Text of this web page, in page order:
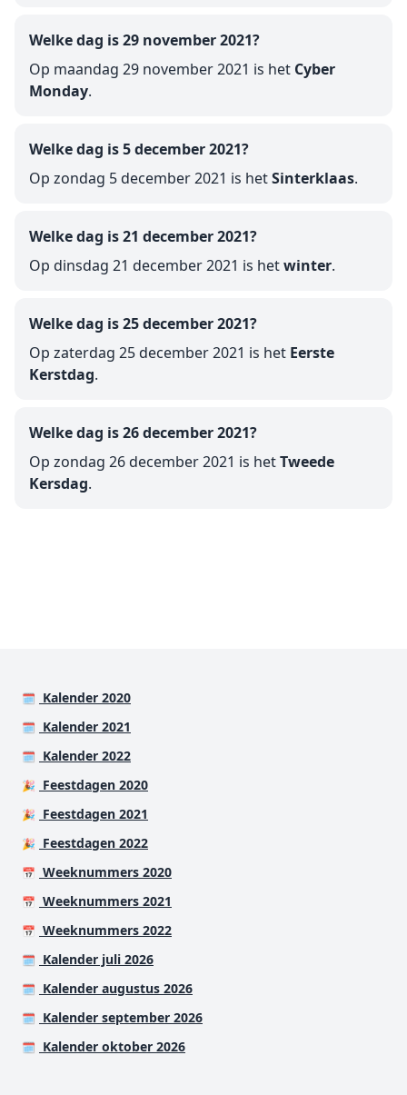
Welke dag is 29 november 2021?
Op maandag 29 november 2021 is het Cyber
Monday.
Welke dag is 5 december 2021?
Op zondag 5 december 2021 is hetSinterklaas.
Welke dag is 21 december 2021?
Op dinsdag 21 december 2021 is hetwinter.
Welke dag is 25 december 2021?
Op zaterdag 25 december 2021 is het Eerste
Kerstdag.
Welke dag is 26 december 2021?
Op zondag 26 december 2021 is hetTweede
Kersdag.
🗓️ Kalender 2020
🗓️ Kalender 2021
🗓️ Kalender 2022
🎉 Feestdagen 2020
🎉 Feestdagen 2021
🎉 Feestdagen 2022
📅 Weeknummers 2020
📅 Weeknummers 2021
📅 Weeknummers 2022
🗓️ Kalender juli 2026
🗓️ Kalender augustus 2026
🗓️ Kalender september 2026
🗓️ Kalender oktober 2026